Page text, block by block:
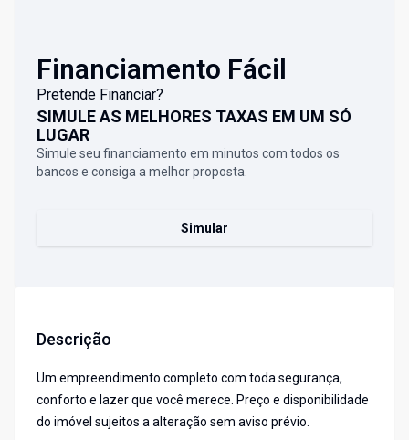
Financiamento Fácil
Pretende Financiar?
SIMULE AS MELHORES TAXAS EM UM SÓ
LUGAR
Simule seu financiamento em minutos com todos os
bancos e consiga a melhor proposta.
Simular
Descrição
Um empreendimento completo com toda segurança,
conforto e lazer que você merece. Preço e disponibilidade
do imóvel sujeitos a alteração sem aviso prévio.